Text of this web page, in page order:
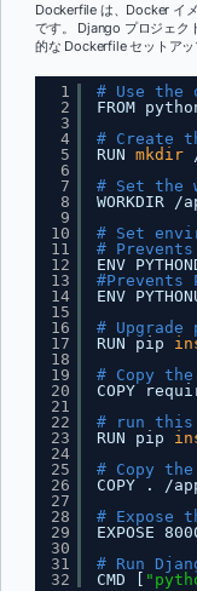
Dockerfile は、Docker イ
です。 Django プロジェク
的な Dockerfile セットアッ
1
2
3
4
5
6
7
8
9
10
11
12
13
14
15
16
17
18
19
20
21
22
23
24
25
26
27
28
29
30
31
32
# Use the
FROM
# Create
RUN mkdir
# Set the
WORKDIR /
# Set
#
ENV
ENV
# Upgrade
RUN pip
# Copy
COPY
# run this
RUN pip
# Copy
COPY . /
# Expose
EXPOSE
# Run
CMD [